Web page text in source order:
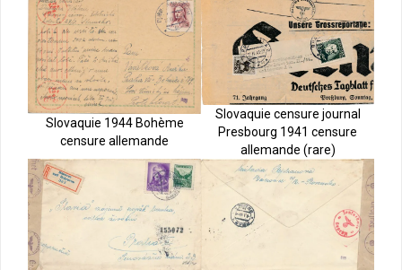
Slovaquie 1944 Bohème
censure allemande
Slovaquie censure journal
Presbourg 1941 censure
allemande (rare)